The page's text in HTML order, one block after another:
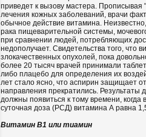
приведет к вызову мастера.
лечения кожных заболеваний, врачи
обычное действие витамина.
рака пищеварительной системы,
при сравнении людей, потребляющих
недополучает. Свидетельства того, что
злокачественных опухолей, пока
более 20 тысяч врачей принимали
либо плацебо для определения их
лет стало ясно, что аспирин защищает
направления прекратились. Результаты
должны появиться к тому времени, когда
суточная доза (РСД) витамина А равна
Витамин B1 или тиамин